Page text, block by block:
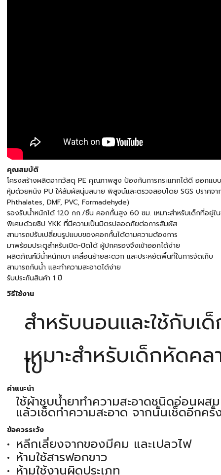
คุณสมบัติ
โครงสร้างผลิตจากวัสดุ PE คุณภาพสูง ป้องกันการกระแทกได้ดี ออกแบ
หุ้มด้วยหนัง PU ให้สัมผัสนุ่มสบาย พิสูจน์และตรวจสอบโดย SGS ปราศจา
Phthalates, DMF, PVC, Formadehyde)
รองรับน้ำหนักได้ 120 กก./ชิ้น คอกกั้นสูง 60 ซม. เหมาะสำหรับเด็กที่อยู่
พิเศษด้วยซิป YKK ที่มีความเป็นมิตรปลอดภัยต่อการสัมผัส
สามารถปรับเปลี่ยนรูปแบบของคอกกั้นได้ตามความต้องการ
มาพร้อมประตูสำหรับเปิด-ปิดได้ ผู้ปกครองจึงเข้าออกได้ง่าย
ผลิตภัณฑ์มีน้ำหนักเบา เคลื่อนย้ายสะดวก และประหยัดพื้นที่ในการจัดเก็บ
สามารถกันน้ำ และทำความสะอาดได้ง่าย
รับประกันสินค้า 1 ปี
วิธีใช้งาน
สำหรับนอนและใช้กับเ
เหมาะสำหรับเด็กหัดค
ไข่
คำแนะนำ
ใช้ผ้าชุบน้ำยาทำความสะอาดชนิดอ่อนผส
แล้วเช็ดทำความสะอาด จากนั้นเช็ดอีกค
ข้อควรระวัง
หลีกเลี่ยงจากของมีคม และเปลวไฟ
ห้ามใช้สารฟอกขาว
ห้ามใช้งานผิดประเภท